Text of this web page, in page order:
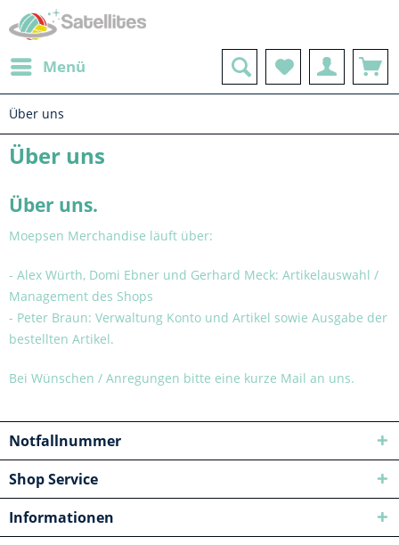
Menü
Über uns
Über uns
Über uns.
Moepsen Merchandise läuft über:
- Alex Würth, Domi Ebner und Gerhard Meck: Artikelauswahl /
Management des Shops
- Peter Braun: Verwaltung Konto und Artikel sowie Ausgabe der
bestellten Artikel.
Bei Wünschen / Anregungen bitte eine kurze Mail an uns.
Notfallnummer
Shop Service
Informationen